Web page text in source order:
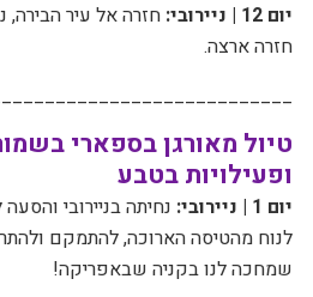
יום 12 | ניירובי:
חזרה אל עיר הבירה,
חזרה ארצה.
טיול מאורגן בספארי
ופעילויות בטבע
יום 1 | ניירובי:
נחיתה בניירובי
לנוח מהטיסה הארוכה, להתמקם
שמחכה לנו בקניה שבאפריקה!